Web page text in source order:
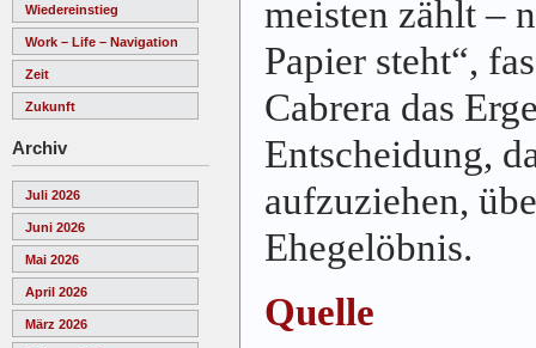
Wiedereinstieg
Work – Life – Navigation
Zeit
Zukunft
Archiv
Juli 2026
Juni 2026
Mai 2026
April 2026
März 2026
meisten zählt –
Papier steht“,
Cabrera das
Entscheidung,
aufzuziehen,
Ehegelöbnis.
Quelle